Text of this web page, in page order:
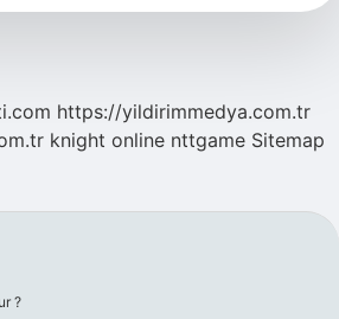
https://yildirimmedya.com.tr
knight online nttgame Sitemap
?